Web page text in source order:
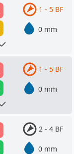
1 - 5 BF
0 mm
1 - 5 BF
0 mm
2 - 4 BF
0 mm